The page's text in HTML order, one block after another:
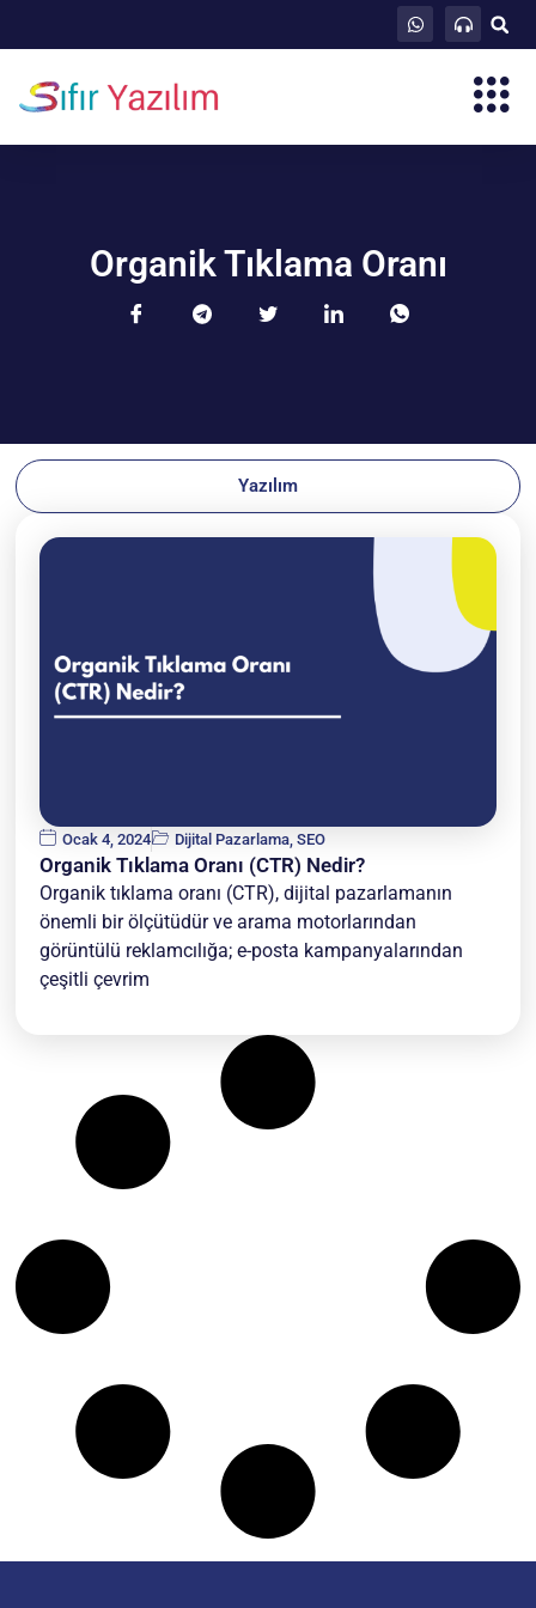
Organik Tıklama Oranı
Yazılım
Ocak 4, 2024 Dijital Pazarlama ,SEO
Organik Tıklama Oranı (CTR) Nedir?
Organik tıklama oranı (CTR), dijital pazarlamanın
önemli bir ölçütüdür ve arama motorlarından
görüntülü reklamcılığa; e-posta kampanyalarından
çeşitli çevrim